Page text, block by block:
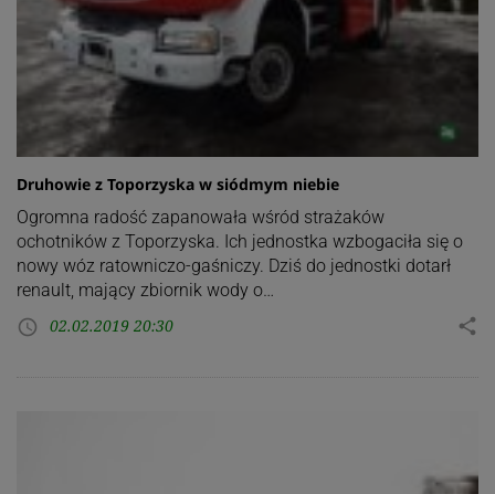
Druhowie z Toporzyska w siódmym niebie
Ogromna radość zapanowała wśród strażaków
ochotników z Toporzyska. Ich jednostka wzbogaciła się o
nowy wóz ratowniczo-gaśniczy. Dziś do jednostki dotarł
renault, mający zbiornik wody o…
access_time 02.02.2019 20:30 share